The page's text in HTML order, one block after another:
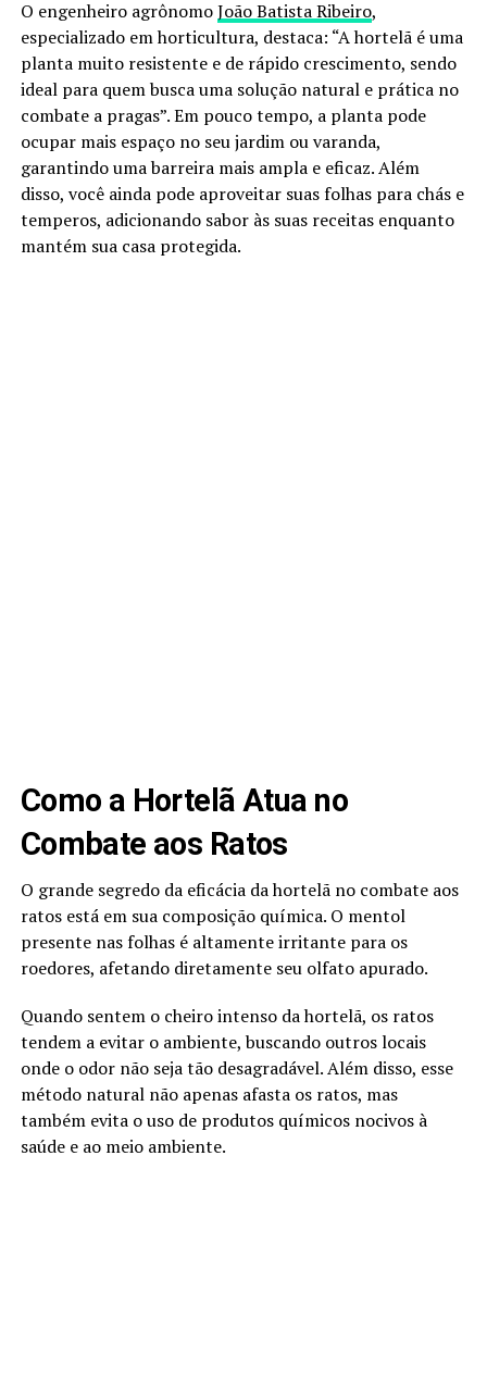
O engenheiro agrônomoJoão Batista Ribeiro,
especializado em horticultura, destaca: “A hortelã é uma
planta muito resistente e de rápido crescimento, sendo
ideal para quem busca uma solução natural e prática no
combate a pragas”. Em pouco tempo, a planta pode
ocupar mais espaço no seu jardim ou varanda,
garantindo uma barreira mais ampla e eficaz. Além
disso, você ainda pode aproveitar suas folhas para chás e
temperos, adicionando sabor às suas receitas enquanto
mantém sua casa protegida.
Como a Hortelã Atua no
Combate aos Ratos
O grande segredo da eficácia da hortelã no combate aos
ratos está em sua composição química. O mentol
presente nas folhas é altamente irritante para os
roedores, afetando diretamente seu olfato apurado.
Quando sentem o cheiro intenso da hortelã, os ratos
tendem a evitar o ambiente, buscando outros locais
onde o odor não seja tão desagradável. Além disso, esse
método natural não apenas afasta os ratos, mas
também evita o uso de produtos químicos nocivos à
saúde e ao meio ambiente.